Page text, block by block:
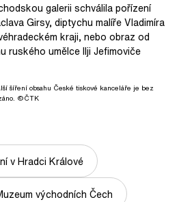
galerii schválila pořízení
Girsy, diptychu malíře Vladimíra
kraji, nebo obraz od
ruského umělce Ilji Jefimoviče
šíření obsahu České tiskové kanceláře je bez
©ČTK
v Hradci Králové
východních Čech